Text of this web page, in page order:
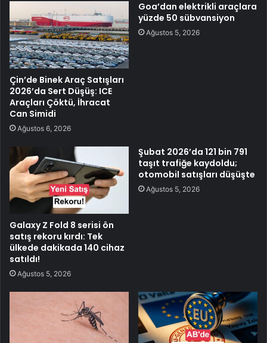
Çin’de Binek Araç Satışları
2026’da Sert Düşüş: ICE
Araçları Çöktü, İhracat
Can Simidi
Ağustos 6, 2026
Goa’dan elektrikli araçlara
yüzde 50 sübvansiyon
Ağustos 5, 2026
Galaxy Z Fold 8 serisi ön
satış rekoru kırdı: Tek
ülkede dakikada 140 cihaz
satıldı!
Ağustos 5, 2026
Şubat 2026’da 121 bin 791
taşıt trafiğe kaydoldu;
otomobil satışları düşüşte
Ağustos 5, 2026